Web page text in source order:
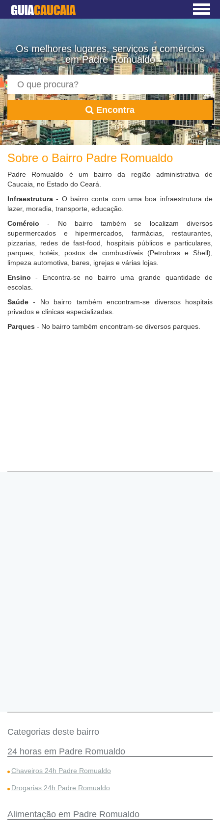
GUIACAUCAIA
Os melhores lugares, serviços e comércios
em Padre Romualdo
Encontra
Sobre o Bairro Padre Romualdo
Padre Romualdo é um bairro da região administrativa de
Caucaia, no Estado do Ceará.
Infraestrutura - O bairro conta com uma boa infraestrutura de
lazer, moradia, transporte, educação.
Comércio - No bairro também se localizam diversos
supermercados e hipermercados, farmácias, restaurantes,
pizzarias, redes de fast-food, hospitais públicos e particulares,
parques, hotéis, postos de combustíveis (Petrobras e Shell),
limpeza automotiva, bares, igrejas e várias lojas.
Ensino - Encontra-se no bairro uma grande quantidade de
escolas.
Saúde - No bairro também encontram-se diversos hospitais
privados e clinicas especializadas.
Parques - No bairro também encontram-se diversos parques.
Categorias deste bairro
24 horas em Padre Romualdo
Chaveiros 24h Padre Romualdo
Drogarias 24h Padre Romualdo
Alimentação em Padre Romualdo